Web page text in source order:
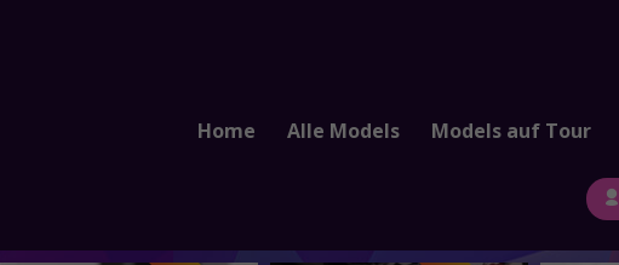
Home Alle Models Models auf Tour